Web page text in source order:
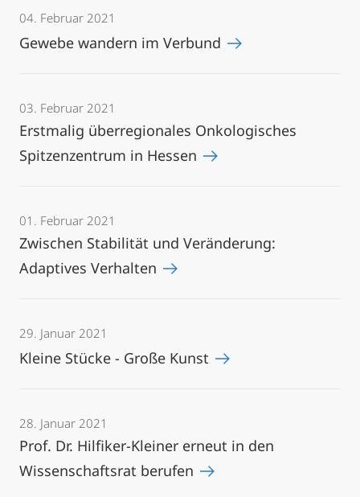
04. Februar 2021
Gewebe wandern im Verbund
03. Februar 2021
Erstmalig überregionales Onkologisches
Spitzenzentrum in Hessen
01. Februar 2021
Zwischen Stabilität und Veränderung:
Adaptives Verhalten
29. Januar 2021
Kleine Stücke - Große Kunst
28. Januar 2021
Prof. Dr. Hilfiker-Kleiner erneut in den
Wissenschaftsrat berufen